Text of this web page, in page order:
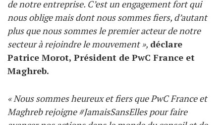
de notre entreprise. C’est un engagement fort qui
nous oblige mais dont nous sommes fiers, d’autant
plus que nous sommes le premier acteur de notre
secteur à rejoindre le mouvement », déclare
Patrice Morot, Président de PwC France et
Maghreb.
« Nous sommes heureux et fiers que PwC France et
Maghreb rejoigne #JamaisSansElles pour faire